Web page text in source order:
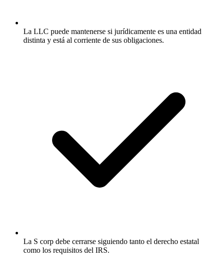
La LLC puede mantenerse si jurídicamente es una entidad
distinta y está al corriente de sus obligaciones.
La S corp debe cerrarse siguiendo tanto el derecho estatal
como los requisitos del IRS.